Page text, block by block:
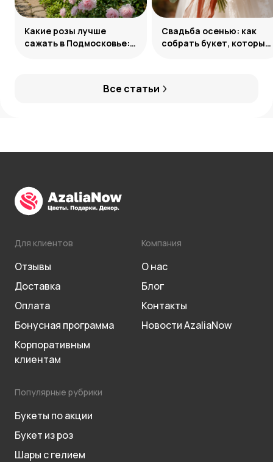
Все статьи
Какие розы лучше
сажать в Подмосковье:
Свадьба осенью: как
собрать букет, который
Для клиентов
Отзывы
Доставка
Оплата
Бонусная программа
Корпоративным
клиентам
Компания
О нас
Блог
Контакты
Новости AzaliaNow
Популярные рубрики
Букеты по акции
Букет из роз
Шары с гелием